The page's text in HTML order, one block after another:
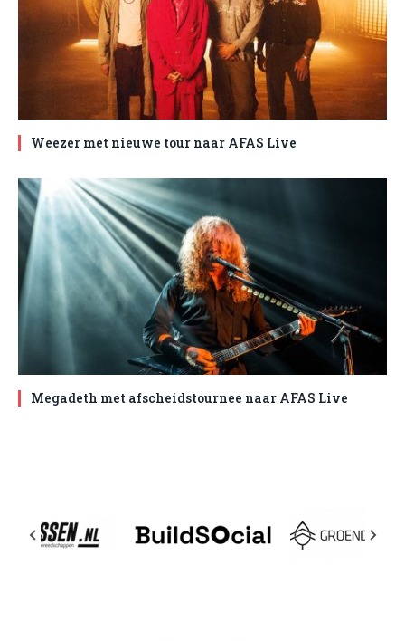
Weezer met nieuwe tour naar AFAS Live
Megadeth met afscheidstournee naar AFAS Live